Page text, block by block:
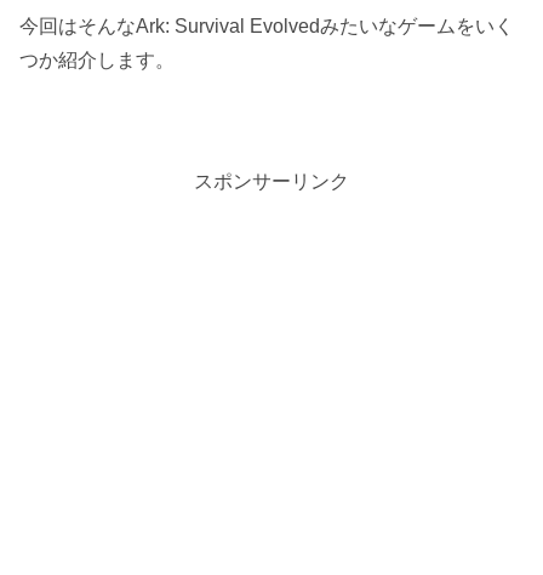
今回はそんなArk: Survival Evolvedみたいなゲームをいく
つか紹介します。
スポンサーリンク